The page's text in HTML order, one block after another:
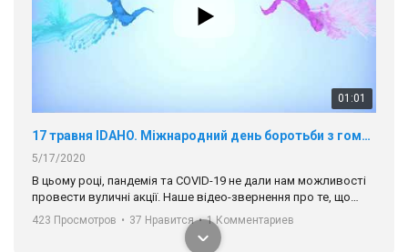
01:01
17 травня IDAHO. Міжнародний день боротьби з гомофобією трансфобією і біфобія.
5/17/2020
В цьому році, пандемія та COVІD-19 не дали нам можливості
провести вуличні акції. Наше відео-звернення про те, що
навіть коли ми у різних містах та не можемо зустрінеться, ми
разом. Ми закликаємо всіх хто поділяє цінності рівності та
солідарності, приєднатися до нас. Регіональні підрозділи
423 Просмотров • 37 Нравится • 1 Комментариев